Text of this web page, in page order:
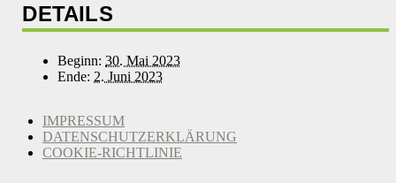
DETAILS
Beginn: 30. Mai 2023
Ende: 2. Juni 2023
IMPRESSUM
DATENSCHUTZERKLÄRUNG
COOKIE-RICHTLINIE